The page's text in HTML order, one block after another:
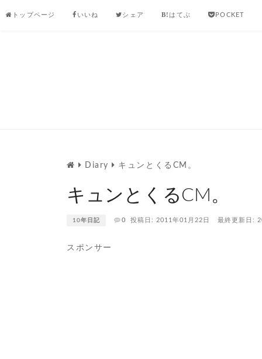
to
トップページ いいね シェア はてぶ POCKET
Diary キュンとくるCM。
キュンとくるCM。
10年日記 0 投稿日: 2011年01月22日 最終更新日:
スポンサー